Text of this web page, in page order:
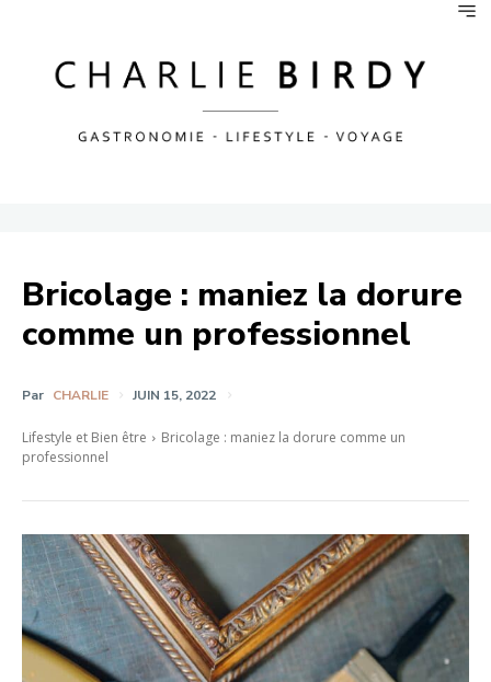
Bricolage : maniez la dorure
comme un professionnel
Par CHARLIE JUIN 15, 2022
Lifestyle et Bien être
Bricolage : maniez la dorure comme un
professionnel